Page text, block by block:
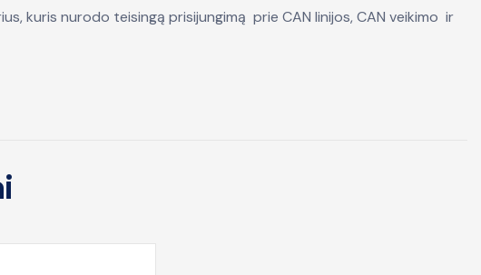
kuris nurodo teisingą prisijungimą prie CAN linijos, CAN veikimo ir